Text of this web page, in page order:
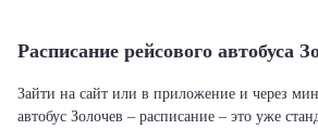
Расписание рейсового автобуса
Зайти на сайт или в приложение и через
автобус Золочев – расписание – это уже